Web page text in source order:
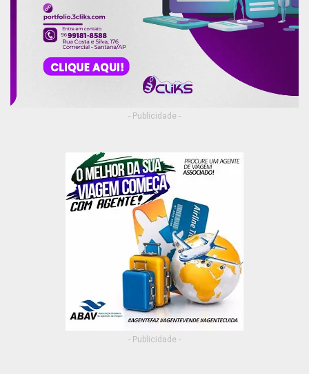
- Publicidade -
- Publicidade -